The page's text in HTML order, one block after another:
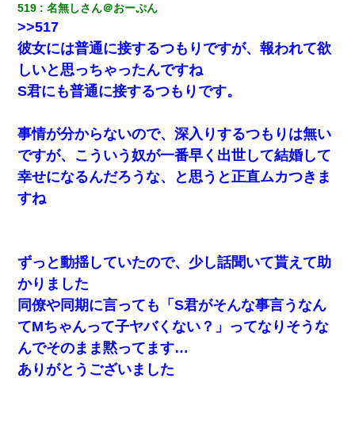
今日夫の実家に泊ったんだけど、朝起きたら股間がなんかモッコ
リしてた
彼にプロポーズされたんだけど、実は資産家だと知って婚約破棄
した。B子「A男くんと別れたって本当？私が付き合ってもい
い？」
同じマンションに住んでる女性が鍵をわかりやすいところに隠し
ている事に気づいた俺「忍びこんでみよう！」→ 結果
高1のとき男に襲われ、不妊の叔母に頼まれて出産。→叔母夫婦が
養子縁組してアメリカに子供を連れ帰った。→9・11で叔母夫婦が
亡くなってしまい…
日曜日、会社の窓を見ると同僚の姿。俺（あれ？ディズニーシー
じゃ？）→俺電話「今何してんの？」同僚「シーで並んでるこ
と！」俺「会社にいない？」→次の瞬間、すごい鳥肌が立った
【悲報】嫁がワイのこと嫌いっぽいから単身赴任した結果
519 名無しさん＠おーぷん
>>517
彼女には普通に接するつもりですが、報われて欲
しいと思っちゃったんですね
S君にも普通に接するつもりです。
事情が分からないので、深入りするつもりは無い
ですが、こういう奴が一番早く出世して結婚して
幸せになるんだろうな、と思うと正直ムカつきま
すね
ずっと動揺していたので、少し話聞いて貰えて助
かりました
同僚や同期に言っても「S君がそんな事言うなん
てMちゃんって子ヤバくない？」ってなりそうな
んでそのまま黙ってます…
ありがとうございました